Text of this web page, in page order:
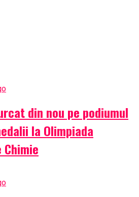
din nou pe podiumul
la Olimpiada